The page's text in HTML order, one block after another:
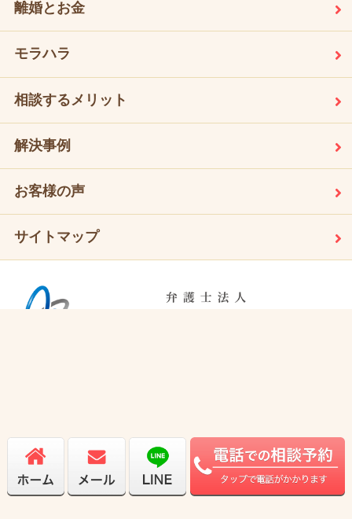
離婚とお金
モラハラ
相談するメリット
解決事例
お客様の声
サイトマップ